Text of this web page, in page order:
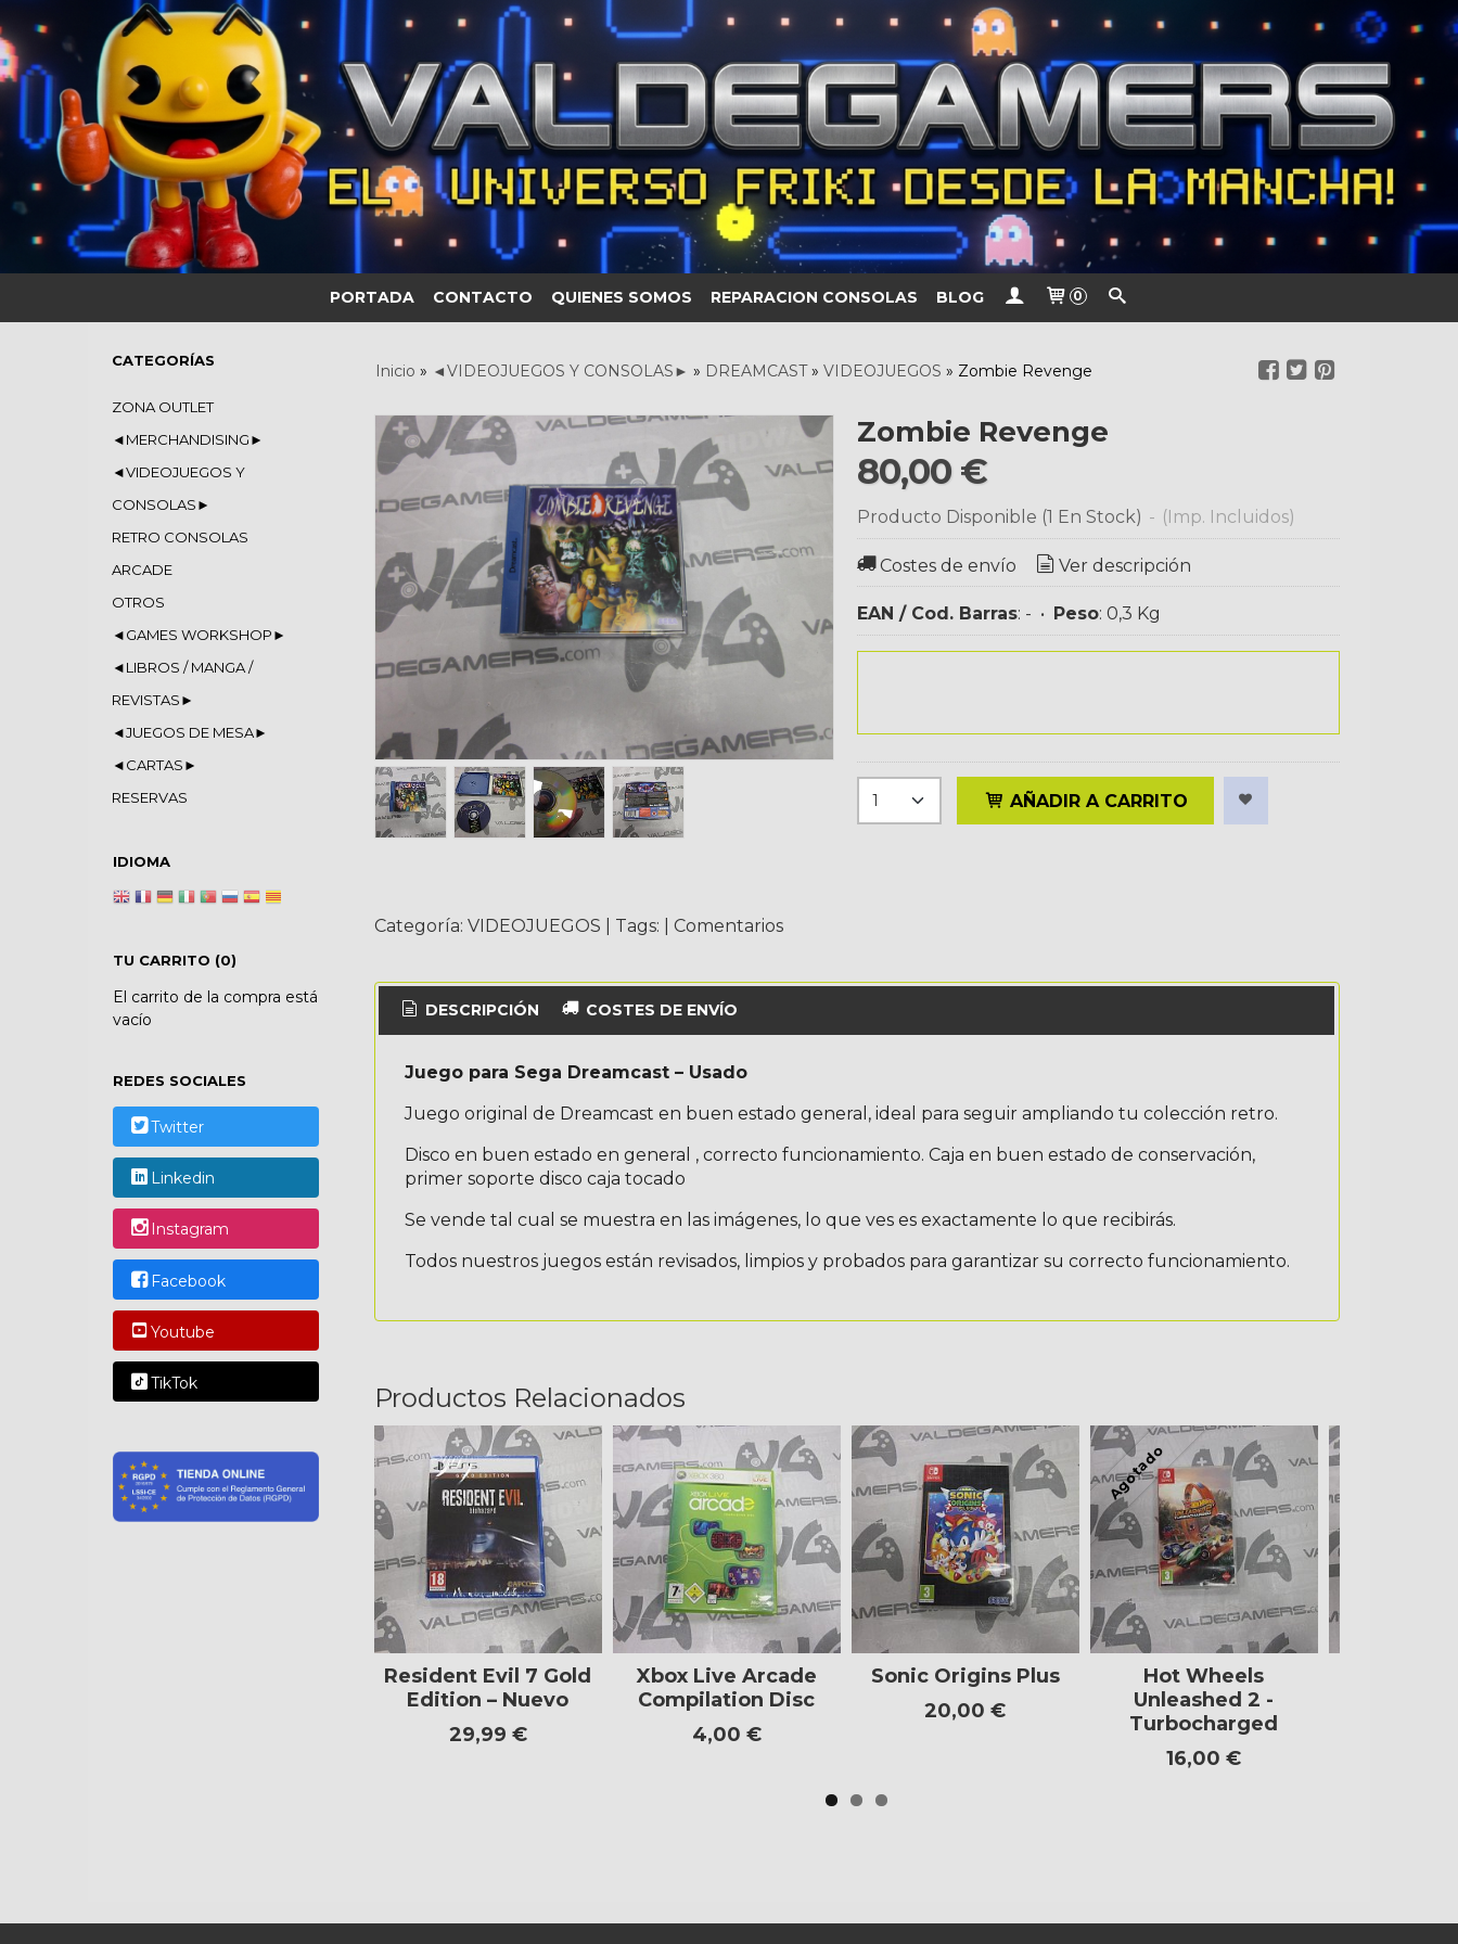
PORTADA CONTACTO QUIENES SOMOS REPARACION CONSOLAS BLOG 0
CATEGORÍAS
ZONA OUTLET
◄MERCHANDISING►
◄VIDEOJUEGOS Y
CONSOLAS►
RETRO CONSOLAS
ARCADE
OTROS
◄GAMES WORKSHOP►
◄LIBROS / MANGA /
REVISTAS►
◄JUEGOS DE MESA►
◄CARTAS►
RESERVAS
IDIOMA
TU CARRITO (0)
El carrito de la compra está
vacío
REDES SOCIALES
Twitter
Linkedin
Instagram
Facebook
Youtube
TikTok
Inicio » ◄VIDEOJUEGOS Y CONSOLAS► » DREAMCAST» VIDEOJUEGOS » Zombie Revenge
Zombie Revenge
80,00 €
Producto Disponible (1 En Stock) - (Imp. Incluidos)
Costes de envío Ver descripción
EAN / Cod. Barras: - • Peso: 0,3 Kg
AÑADIR A CARRITO
Categoría: VIDEOJUEGOS Tags: Comentarios
DESCRIPCIÓN COSTES DE ENVÍO
Juego para Sega Dreamcast – Usado
Juego original de Dreamcast en buen estado general, ideal para seguir ampliando tu colección retro.
Disco en buen estado en general , correcto funcionamiento. Caja en buen estado de conservación,
primer soporte disco caja tocado
Se vende tal cual se muestra en las imágenes, lo que ves es exactamente lo que recibirás.
Todos nuestros juegos están revisados, limpios y probados para garantizar su correcto funcionamiento.
Productos Relacionados
Resident Evil 7 Gold
Edition – Nuevo
29,99 €
Xbox Live Arcade
Compilation Disc
4,00 €
Sonic Origins Plus
20,00 €
Agotado
Hot Wheels
Unleashed 2 -
Turbocharged
16,00 €